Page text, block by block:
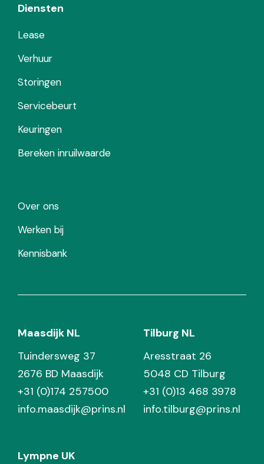
Diensten
Lease
Verhuur
Storingen
Servicebeurt
Keuringen
Bereken inruilwaarde
Over ons
Werken bij
Kennisbank
Maasdijk NL
Tuindersweg 37
2676 BD Maasdijk
+31 (0)174 257500
info.maasdijk@prins.nl
Tilburg NL
Aresstraat 26
5048 CD Tilburg
+31 (0)13 468 3978
info.tilburg@prins.nl
Lympne UK